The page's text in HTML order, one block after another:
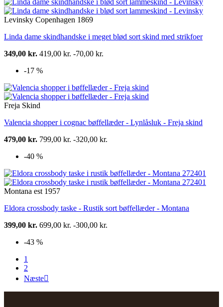
Levinsky Copenhagen 1869
Linda dame skindhandske i meget blød sort skind med strikfoer
349,00 kr. 419,00 kr. -70,00 kr.
-17 %
Freja Skind
Valencia shopper i cognac bøffellæder - Lynlåsluk - Freja skind
479,00 kr. 799,00 kr. -320,00 kr.
-40 %
Montana est 1957
Eldora crossbody taske - Rustik sort bøffellæder - Montana
399,00 kr. 699,00 kr. -300,00 kr.
-43 %
1
2
Næste